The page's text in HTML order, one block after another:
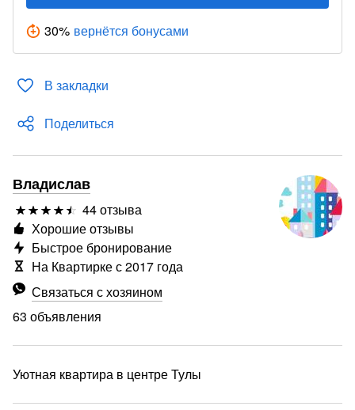
30% вернётся бонусами
В закладки
Поделиться
Владислав
44 отзыва
Связаться с хозяином
63 объявления
Хорошие отзывы
Быстрое бронирование
На Квартирке с 2017 года
Уютная квартира в центре Тулы